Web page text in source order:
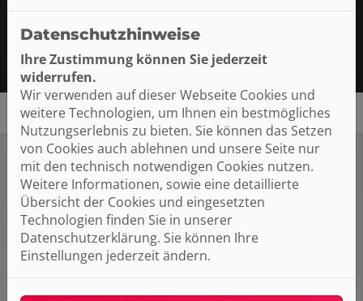
In Ihrer ELEMENTS-Ausstellung ansehen
Ausstellung in Ihrer Nähe finden
ERHÄLTLICH BEI ELEMENTS
Datenschutzhinweise
Ihre Zustimmung können Sie jederzeit
widerrufen.
Wir verwenden auf dieser Webseite Cookies und
weitere Technologien, um Ihnen ein bestmögliches
Nutzungserlebnis zu bieten. Sie können das Setzen
von Cookies auch ablehnen und unsere Seite nur
mit den technisch notwendigen Cookies nutzen.
Weitere Informationen, sowie eine detaillierte
Übersicht der Cookies und eingesetzten
Technologien finden Sie in unserer
Datenschutzerklärung. Sie können Ihre
Einstellungen jederzeit ändern.